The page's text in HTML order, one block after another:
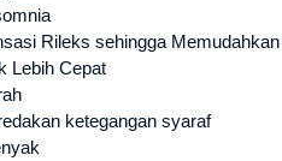
Rileks sehingga Memudahkan
Lebih Cepat
ketegangan syaraf